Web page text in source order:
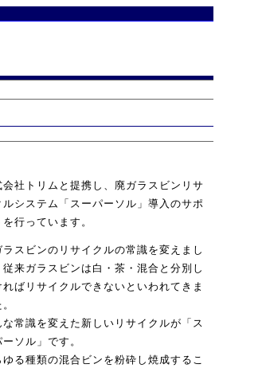
会社トリムと提携し、廃ガラスビンリサ
ルシステム「スーパーソル」導入のサポ
を行っています。
ラスビンのリサイクルの常識を変えまし
従来ガラスビンは白・茶・混合と分別し
ればリサイクルできないといわれてきま
な常識を変えた新しいリサイクルが「ス
ーソル」です。
ゆる種類の混合ビンを粉砕し焼成するこ